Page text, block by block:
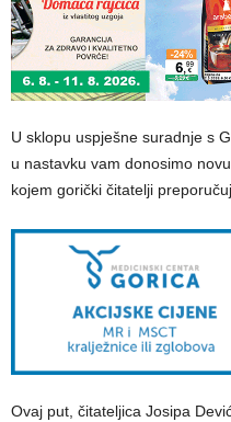
U sklopu uspješne suradnje s
u nastavku vam donosimo
kojem gorički čitatelji
Ovaj put, čitateljica Josipa